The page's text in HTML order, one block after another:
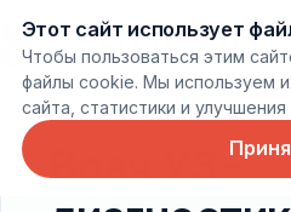
Врач УЗ-
Этот сайт использует
Чтобы пользоваться этим
файлы cookie. Мы используем
сайта, статистики и